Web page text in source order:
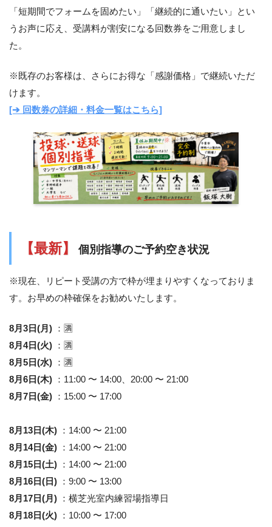
「短期間でフォームを固めたい」「継続的に通いたい」とい
うお声に応え、受講料が割安になる回数券をご用意しまし
た。
※既存のお客様は、さらにお得な「感謝価格」で継続いただ
けます。
[➔ 回数券の詳細・料金一覧はこちら]
【最新】 個別指導のご予約空き状況
※現在、リピート受講の方で枠が埋まりやすくなっておりま
す。お早めの枠確保をお勧めいたします。
8月3日(月)
：🈵
8月4日(火)
：🈵
8月5日(水)
：🈵
8月6日(木)
：11:00 〜 14:00、20:00 〜 21:00
8月7日(金)
：15:00 〜 17:00
8月13日(木)
：14:00 〜 21:00
8月14日(金)
：14:00 〜 21:00
8月15日(土)
：14:00 〜 21:00
8月16日(日)
：9:00 〜 13:00
8月17日(月)
：横芝光室内練習場指導日
8月18日(火)
：10:00 〜 17:00